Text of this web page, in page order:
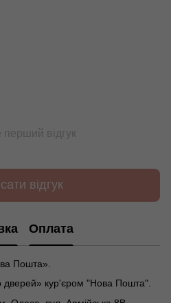
перший відгук
відгук
Оплата
Пошта».
дверей» кур'єром "Нова Пошта".